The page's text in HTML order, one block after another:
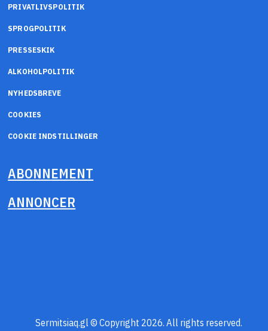
PRIVATLIVSPOLITIK
SPROGPOLITIK
PRESSESKIK
ALKOHOLPOLITIK
NYHEDSBREVE
COOKIES
COOKIE INDSTILLINGER
ABONNEMENT
ANNONCER
Sermitsiaq.gl © Copyright 2026. All rights reserved.